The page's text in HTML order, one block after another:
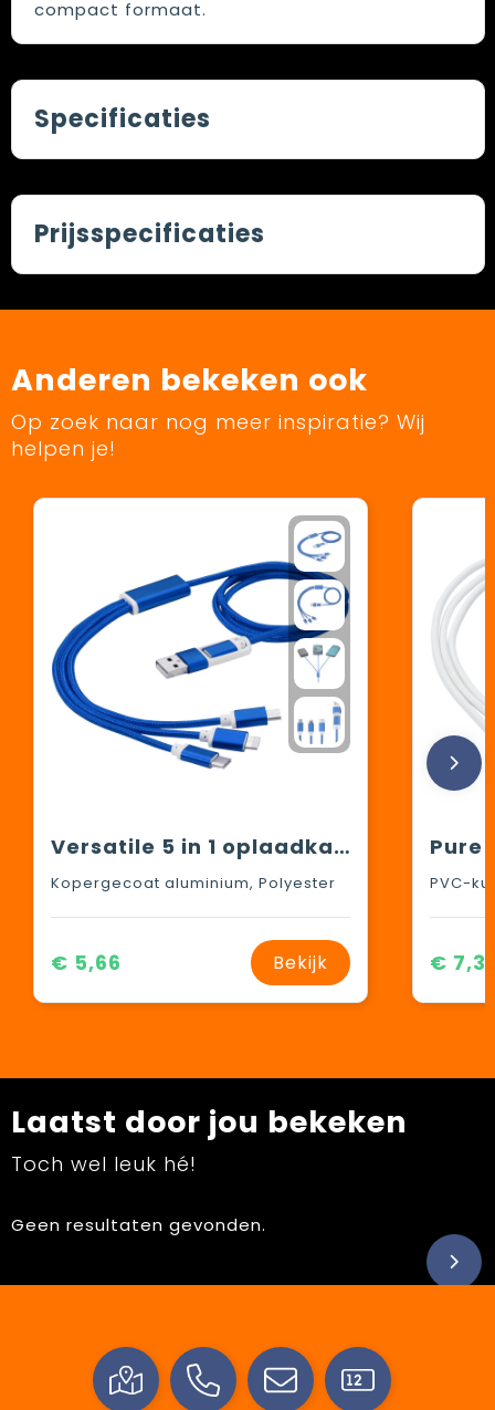
compact formaat.
Specificaties
Prijsspecificaties
Anderen bekeken ook
Op zoek naar nog meer inspiratie? Wij
helpen je!
Versatile 5 in 1 oplaadkabel
Kopergecoat aluminium, Polyester
€ 5,66 Bekijk
PVC-
€
Laatst door jou bekeken
Toch wel leuk hé!
Geen resultaten gevonden.